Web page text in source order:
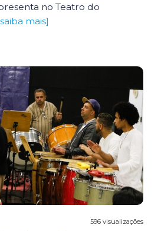
no Teatro do
mais]
596 visualizações